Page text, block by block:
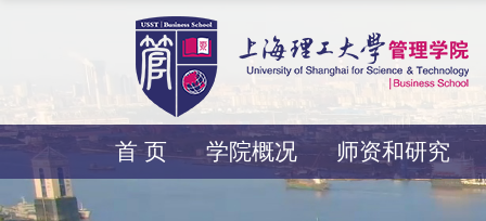
首 页 学院概况 师资和研究